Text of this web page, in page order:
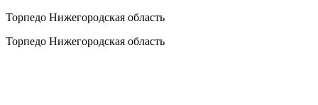
Торпедо Нижегородская область
Торпедо Нижегородская область